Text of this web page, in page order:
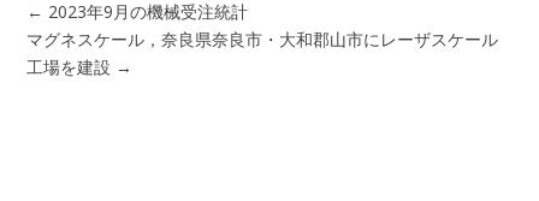
← 2023年9月の機械受注統計
マグネスケール，奈良県奈良市・大和郡山市にレーザスケール
工場を建設 →